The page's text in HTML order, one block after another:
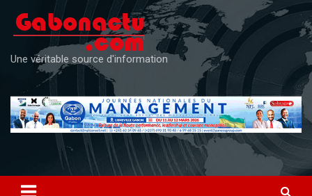
content
Une véritable source d'information